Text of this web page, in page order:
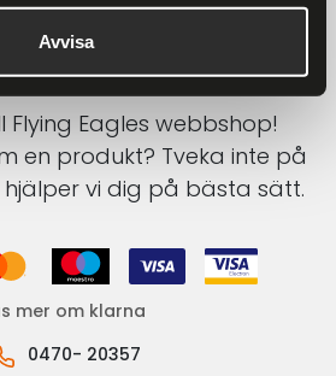
Avvisa
Flying Eagles webbshop!
en produkt? Tveka inte på
vi dig på bästa sätt.
mer om klarna
0470- 20357